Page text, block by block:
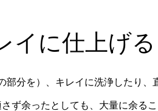
イに仕上げる
分を）、キレイに洗浄したり、
余ったとしても、大量に余る